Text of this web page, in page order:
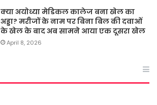
क्या अयोध्या मेडिकल कालेज बना खेल का
अड्डा? मरीजों के नाम पर बिना बिल की दवाओं
के खेल के बाद अब सामने आया एक दूसरा खेल
April 8, 2026